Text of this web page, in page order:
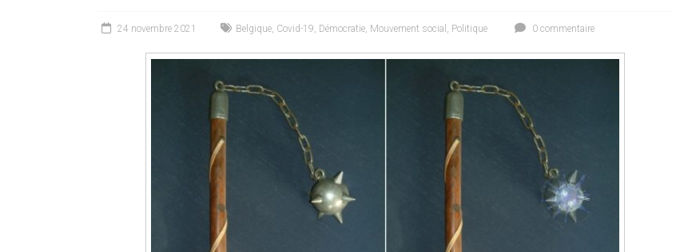
24 novembre 2021 Belgique, Covid-19, Démocratie, Mouvement social , Politique 0 commentaire